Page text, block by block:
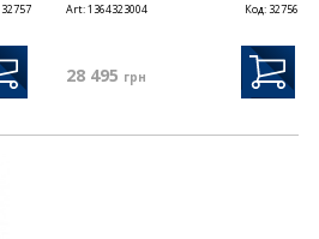
32757 Art:1364323004 Код: 32756
28 495 грн